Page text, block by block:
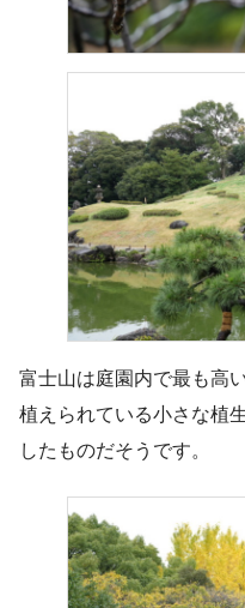
富士山は庭園内で最も高
植えられている小さな植
したものだそうです。